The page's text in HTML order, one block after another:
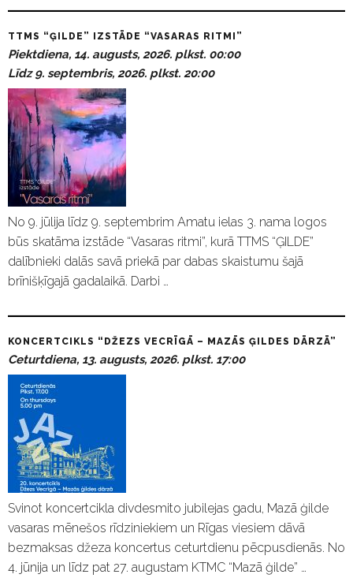
TTMS “ĢILDE” IZSTĀDE “VASARAS RITMI”
Piektdiena, 14. augusts, 2026. plkst. 00:00
Līdz 9. septembris, 2026. plkst. 20:00
No 9. jūlija līdz 9. septembrim Amatu ielas 3. nama logos
būs skatāma izstāde “Vasaras ritmi”, kurā TTMS “ĢILDE”
dalībnieki dalās savā priekā par dabas skaistumu šajā
brīnišķīgajā gadalaikā. Darbi …
KONCERTCIKLS “DŽEZS VECRĪGĀ – MAZĀS ĢILDES DĀRZĀ”
Ceturtdiena, 13. augusts, 2026. plkst. 17:00
Svinot koncertcikla divdesmito jubilejas gadu, Mazā ģilde
vasaras mēnešos rīdziniekiem un Rīgas viesiem dāvā
bezmaksas džeza koncertus ceturtdienu pēcpusdienās. No
4. jūnija un līdz pat 27. augustam KTMC “Mazā ģilde” …